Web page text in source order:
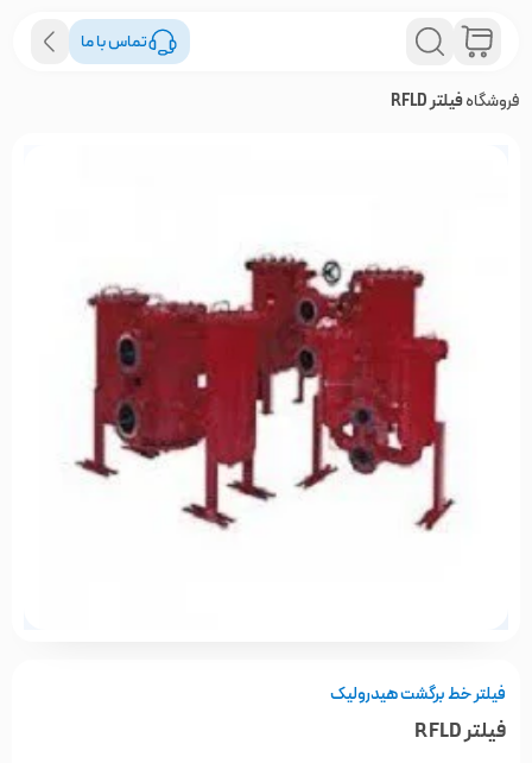
تماس با ما
فروشگاهفیلتر RFLD
فیلتر خط برگشت هیدرولیک
فیلتر RFLD